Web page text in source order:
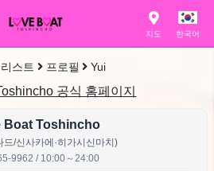
지도 한국어
스트 프로필 Yui
공식 홈페이지
Boat Toshincho
드/신사카에·히가시신마치)
9962 / 10:00～24:00